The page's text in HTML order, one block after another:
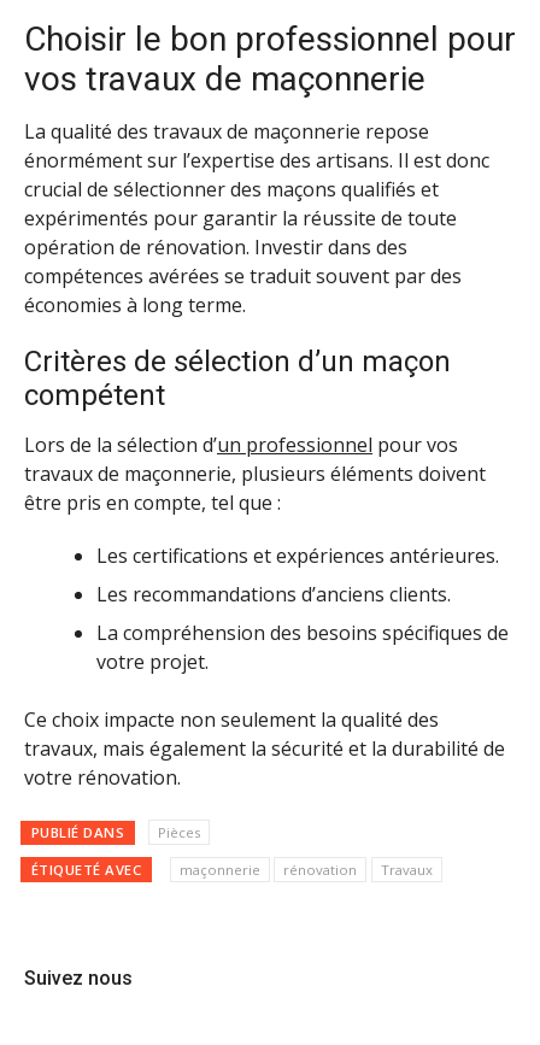
Choisir le bon professionnel pour
vos travaux de maçonnerie
La qualité des travaux de maçonnerie repose
énormément sur l’expertise des artisans. Il est donc
crucial de sélectionner des maçons qualifiés et
expérimentés pour garantir la réussite de toute
opération de rénovation. Investir dans des
compétences avérées se traduit souvent par des
économies à long terme.
Critères de sélection d’un maçon
compétent
Lors de la sélection d’un professionnel pour vos
travaux de maçonnerie, plusieurs éléments doivent
être pris en compte, tel que :
Les certifications et expériences antérieures.
Les recommandations d’anciens clients.
La compréhension des besoins spécifiques de
votre projet.
Ce choix impacte non seulement la qualité des
travaux, mais également la sécurité et la durabilité de
votre rénovation.
PUBLIÉ DANS Pièces
ÉTIQUETÉ AVEC maçonnerie rénovation Travaux
Suivez nous